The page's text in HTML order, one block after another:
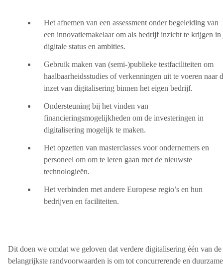
Het afnemen van een assessment onder begeleiding van
een innovatiemakelaar om als bedrijf inzicht te krijgen in
digitale status en ambities.
Gebruik maken van (semi-)publieke testfaciliteiten om
haalbaarheidsstudies of verkenningen uit te voeren naar
inzet van digitalisering binnen het eigen bedrijf.
Ondersteuning bij het vinden van
financieringsmogelijkheden om de investeringen in
digitalisering mogelijk te maken.
Het opzetten van masterclasses voor ondernemers en
personeel om om te leren gaan met de nieuwste
technologieën.
Het verbinden met andere Europese regio’s en hun
bedrijven en faciliteiten.
Dit doen we omdat we geloven dat verdere digitalisering één van de
belangrijkste randvoorwaarden is om tot concurrerende en duurzame